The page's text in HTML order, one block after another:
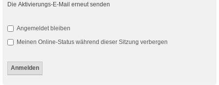
Die Aktivierungs-E-Mail erneut senden
Angemeldet bleiben
Meinen Online-Status während dieser Sitzung verbergen